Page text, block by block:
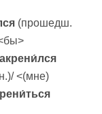
(прошедш.
<(мне)